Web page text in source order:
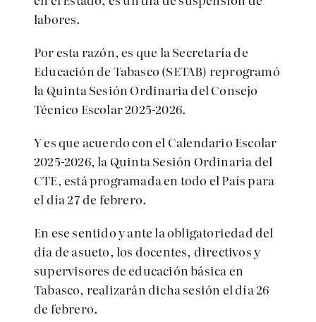
labores.
Por esta razón, es que la Secretaría de
Educación de Tabasco (SETAB) reprogramó
la Quinta Sesión Ordinaria del Consejo
Técnico Escolar 2025-2026.
Y es que acuerdo con el Calendario Escolar
2025-2026, la Quinta Sesión Ordinaria del
CTE, está programada en todo el País para
el día 27 de febrero.
En ese sentido y ante la obligatoriedad del
día de asueto, los docentes, directivos y
supervisores de educación básica en
Tabasco, realizarán dicha sesión el día 26
de febrero.